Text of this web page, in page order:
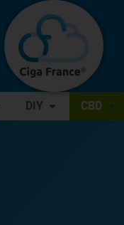
DIY CBD